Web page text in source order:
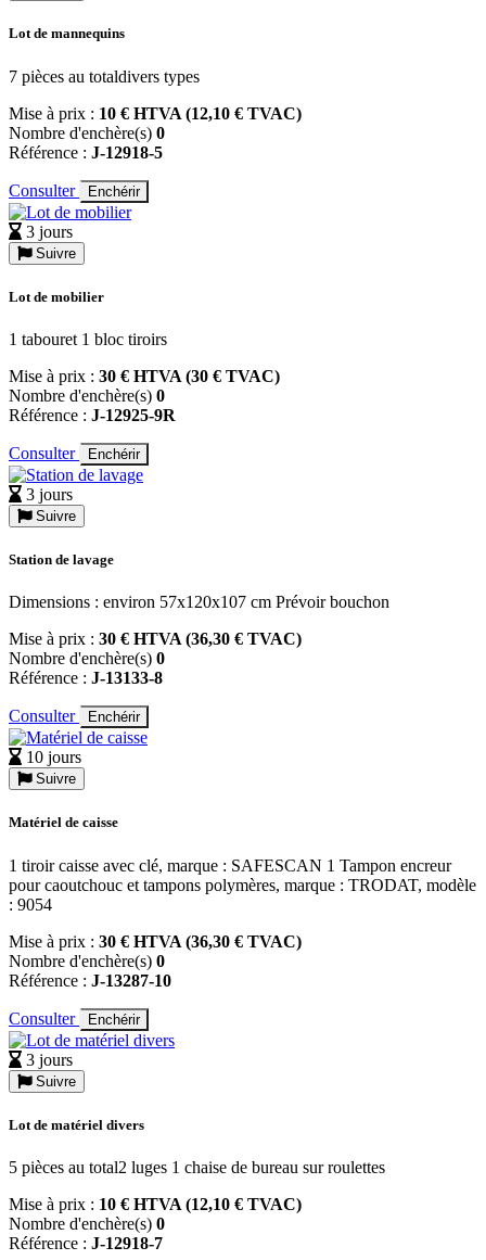
Lot de mannequins
7 pièces au totaldivers types
Mise à prix : 10 € HTVA (12,10 € TVAC)
Nombre d'enchère(s) 0
Référence : J-12918-5
Consulter Enchérir
3 jours
Suivre
Lot de mobilier
1 tabouret 1 bloc tiroirs
Mise à prix : 30 € HTVA (30 € TVAC)
Nombre d'enchère(s) 0
Référence : J-12925-9R
Consulter Enchérir
3 jours
Suivre
Station de lavage
Dimensions : environ 57x120x107 cm Prévoir bouchon
Mise à prix : 30 € HTVA (36,30 € TVAC)
Nombre d'enchère(s) 0
Référence : J-13133-8
Consulter Enchérir
10 jours
Suivre
Matériel de caisse
1 tiroir caisse avec clé, marque : SAFESCAN 1 Tampon encreur
pour caoutchouc et tampons polymères, marque : TRODAT, modèle
: 9054
Mise à prix : 30 € HTVA (36,30 € TVAC)
Nombre d'enchère(s) 0
Référence : J-13287-10
Consulter Enchérir
3 jours
Suivre
Lot de matériel divers
5 pièces au total2 luges 1 chaise de bureau sur roulettes
Mise à prix : 10 € HTVA (12,10 € TVAC)
Nombre d'enchère(s) 0
Référence : J-12918-7